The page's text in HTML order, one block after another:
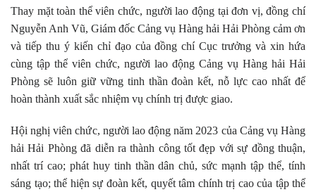
Thay mặt toàn thể viên chức, người lao động tại đơn vị, đồng chí
Nguyễn Anh Vũ, Giám đốc Cảng vụ Hàng hải Hải Phòng cảm ơn
và tiếp thu ý kiến chỉ đạo của đồng chí Cục trưởng và xin hứa
cùng tập thể viên chức, người lao động Cảng vụ Hàng hải Hải
Phòng sẽ luôn giữ vững tinh thần đoàn kết, nỗ lực cao nhất để
hoàn thành xuất sắc nhiệm vụ chính trị được giao.
Hội nghị viên chức, người lao động năm 2023 của Cảng vụ Hàng
hải Hải Phòng đã diễn ra thành công tốt đẹp với sự đồng thuận,
nhất trí cao; phát huy tinh thần dân chủ, sức mạnh tập thể, tính
sáng tạo; thể hiện sự đoàn kết, quyết tâm chính trị cao của tập thể